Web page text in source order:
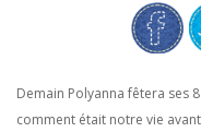
Demain Polyanna fêtera ses
comment était notre vie